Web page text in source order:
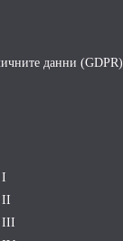
данни (GDPR)
I
II
III